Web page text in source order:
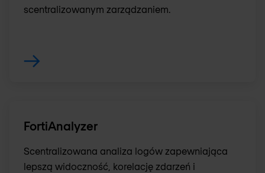
scentralizowanym zarządzaniem.
FortiAnalyzer
Scentralizowana analiza logów zapewniająca
lepszą widoczność, korelację zdarzeń i